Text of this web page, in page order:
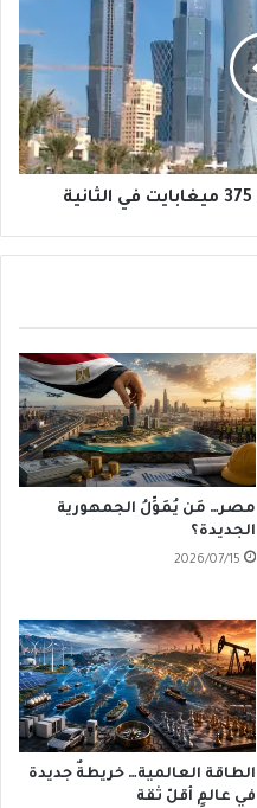
مصر… مَن يُمَوِّلُ الجمهورية
الجديدة؟
2026/07/15
الطاقة العالمية… خريطةٌ جديدة
في عالمٍ أقلّ ثقة